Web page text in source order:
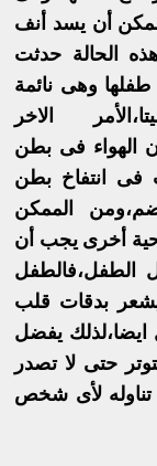
أن يسد أنف
الحالة حدثت
وهى نائمة
الاخر
الهواء فى بطن
فى انتفاخ بطن
الممكن
أخرى يجب أن
الطفل،فالطفل
يشعر بدقات قلب
ايضا،لذلك يفضل
حتى لا تصدر
تناوله لأى شخص